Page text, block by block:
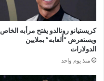
كريستيانو رونالدو يفتح مرأبه الخاص
ويستعرض “ألعابه” بملايين
الدولارات
منذ يوم واحد